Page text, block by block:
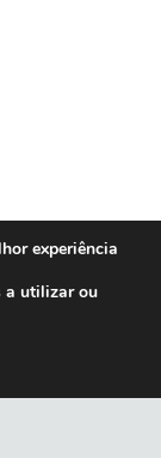
experiência
a utilizar ou